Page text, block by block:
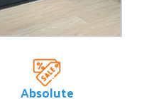
Absolute